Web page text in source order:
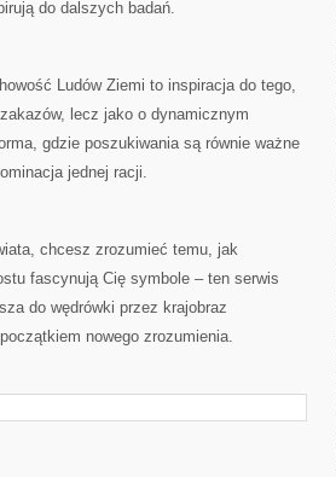
do dalszych badań.
Ludów Ziemi to inspiracja do tego,
lecz jako o dynamicznym
gdzie poszukiwania są równie ważne
jednej racji.
chcesz zrozumieć temu, jak
fascynują Cię symbole – ten serwis
do wędrówki przez krajobraz
nowego zrozumienia.